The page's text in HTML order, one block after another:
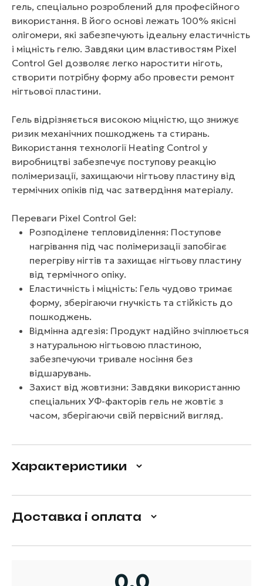
гель, спеціально розроблений для професійного
використання. В його основі лежать 100% якісні
олігомери, які забезпечують ідеальну еластичність
і міцність гелю. Завдяки цим властивостям Pixel
Control Gel дозволяє легко наростити ніготь,
створити потрібну форму або провести ремонт
нігтьової пластини.
Гель відрізняється високою міцністю, що знижує
ризик механічних пошкоджень та стирань.
Використання технології Heating Control у
виробництві забезпечує поступову реакцію
полімеризації, захищаючи нігтьову пластину від
термічних опіків під час затвердіння матеріалу.
Переваги Pixel Control Gel:
Розподілене тепловиділення: Поступове
нагрівання під час полімеризації запобігає
перегріву нігтів та захищає нігтьову пластину
від термічного опіку.
Еластичність і міцність: Гель чудово тримає
форму, зберігаючи гнучкість та стійкість до
пошкоджень.
Відмінна адгезія: Продукт надійно зчіплюється
з натуральною нігтьовою пластиною,
забезпечуючи тривале носіння без
відшарувань.
Захист від жовтизни: Завдяки використанню
спеціальних УФ-факторів гель не жовтіє з
часом, зберігаючи свій первісний вигляд.
Характеристики
Доставка і оплата